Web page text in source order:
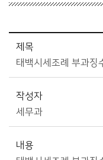
제목
태백시세조례 부과징
작성자
세무과
내용